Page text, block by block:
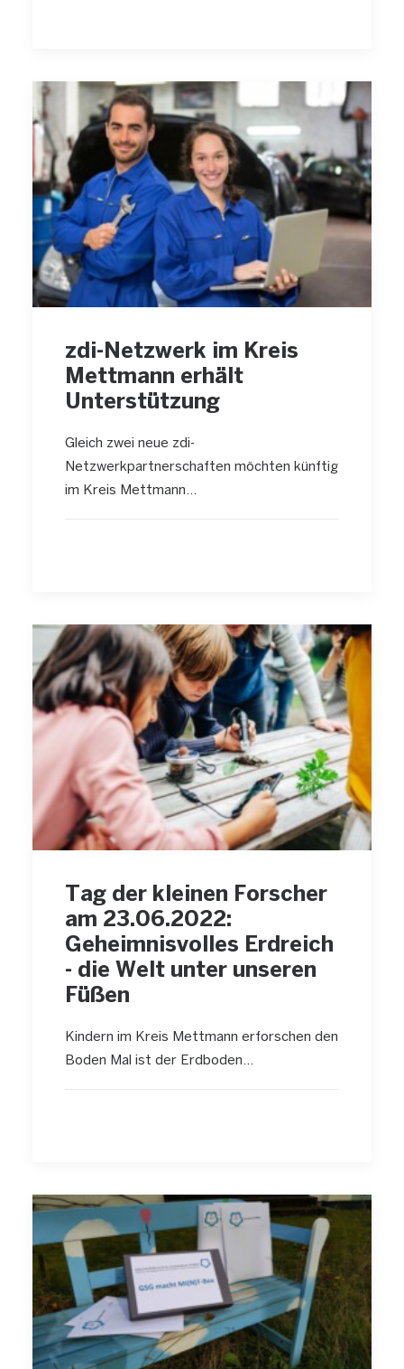
zdi-Netzwerk im Kreis
Mettmann erhält
Unterstützung
Gleich zwei neue zdi-
Netzwerkpartnerschaften möchten künftig
im Kreis Mettmann…
Tag der kleinen Forscher
am 23.06.2022:
Geheimnisvolles Erdreich
- die Welt unter unseren
Füßen
Kindern im Kreis Mettmann erforschen den
Boden Mal ist der Erdboden…